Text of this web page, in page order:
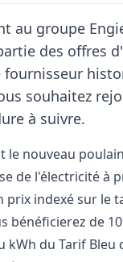
au groupe
des offres
fournisseur
souhaitez
à suivre.
le nouveau
de l'électricité à
prix indexé sur le
bénéficierez de
du Tarif Bleu